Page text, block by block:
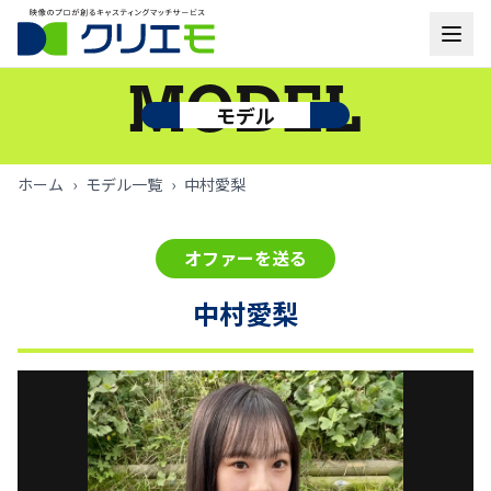
モデル一覧
よくあるご質問
ログイン
モデル
MODEL
ホーム › モデル一覧 › 中村愛梨
中村愛梨
オファーを送る